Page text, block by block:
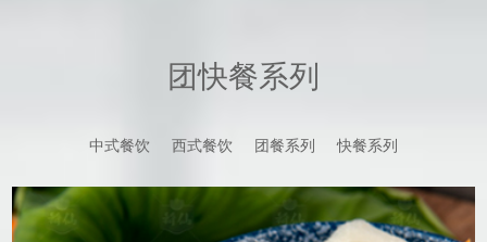
团快餐系列
中式餐饮 西式餐饮 团餐系列 快餐系列